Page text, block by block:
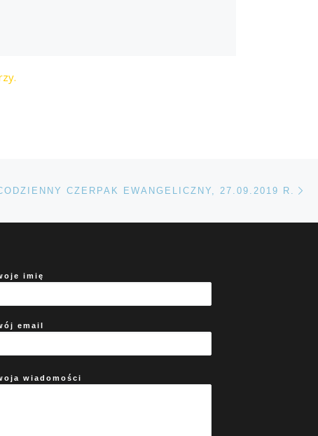
CZERPAK EWANGELICZNY, 27.09.2019 R.
imię
email
wiadomości